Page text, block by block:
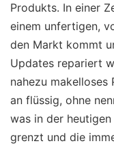
Produkts. In einer
einem unfertigen,
den Markt kommt
Updates repariert
nahezu
an flüssig, ohne
was in der
grenzt und die